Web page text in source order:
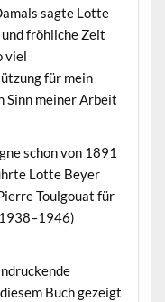
sagte Lotte
fröhliche Zeit
viel
für mein
Sinn meiner Arbeit
schon von 1891
Lotte Beyer
Toulgouat für
Buch gezeigt